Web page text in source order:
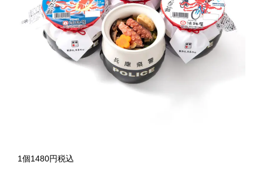
1個1480円税込